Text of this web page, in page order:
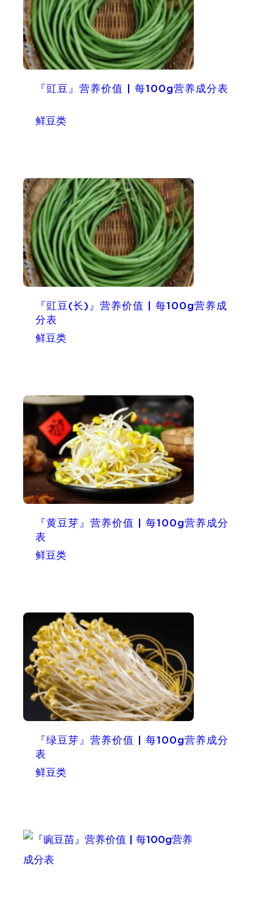
『豇豆』营养价值 | 每100g营养成分表
鲜豆类
『豇豆(长)』营养价值 | 每100g营养成
分表
鲜豆类
『黄豆芽』营养价值 | 每100g营养成分
表
鲜豆类
『绿豆芽』营养价值 | 每100g营养成分
表
鲜豆类